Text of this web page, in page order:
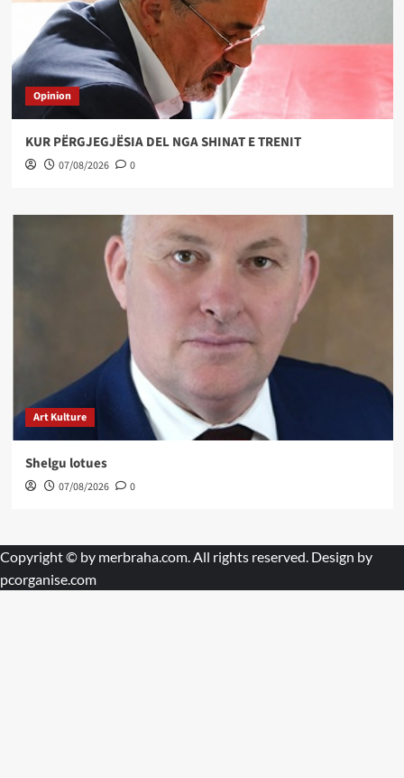
Opinion
KUR PËRGJEGJËSIA DEL NGA SHINAT E TRENIT
07/08/2026 0
Art Kulture
Shelgu lotues
07/08/2026 0
Copyright © by merbraha.com . All rights reserved. Design by
pcorganise.com